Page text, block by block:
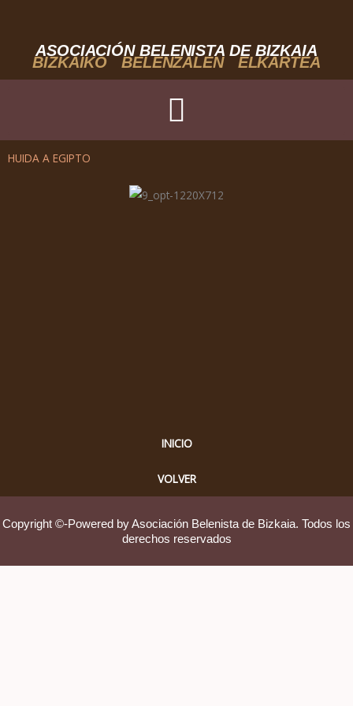
contenidoASOCIACIÓN BELENISTA DE BIZKAIA
BIZKAIKO BELENZALEN ELKARTEA
HUIDA A EGIPTO
INICIO
VOLVER
Copyright ©-Powered by Asociación Belenista de Bizkaia. Todos los
derechos reservados